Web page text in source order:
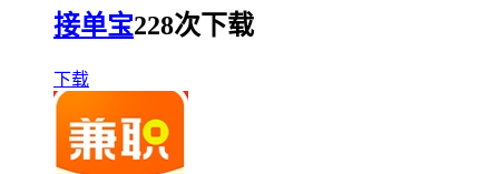
接单宝228次下载
下载